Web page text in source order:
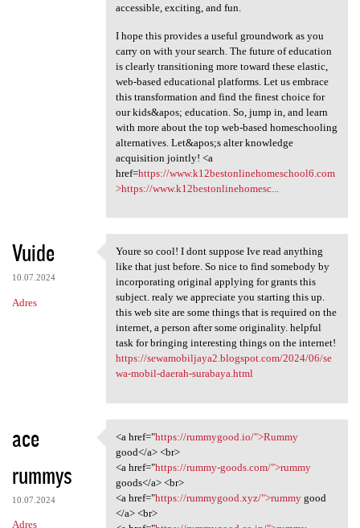
accessible, exciting, and fun.
I hope this provides a useful groundwork as you
carry on with your search. The future of education
is clearly transitioning more toward these elastic,
web-based educational platforms. Let us embrace
this transformation and find the finest choice for
our kids&apos; education. So, jump in, and learn
with more about the top web-based homeschooling
alternatives. Let&apos;s alter knowledge
acquisition jointly! <a
href=https://www.k12bestonlinehomeschool6.com
>https://www.k12bestonlinehomesc...
Vuide
10.07.2024
Adres
Youre so cool! I dont suppose
Youre so cool! I dont suppose Ive read anything
like that just before. So nice to find somebody by
incorporating original applying for grants this
subject. realy we appreciate you starting this up.
this web site are some things that is required on the
internet, a person after some originality. helpful
task for bringing interesting things on the internet!
https://sewamobiljaya2.blogspot.com/2024/06/se
wa-mobil-daerah-surabaya.html
ace
rummys
10.07.2024
Adres
<a href="https://rummygood.io
<a href="https://rummygood.io/">Rummy
good</a> <br>
<a href="https://rummy-goods.com/">rummy
goods</a> <br>
<a href="https://rummygood.xyz/">rummygood
</a> <br>